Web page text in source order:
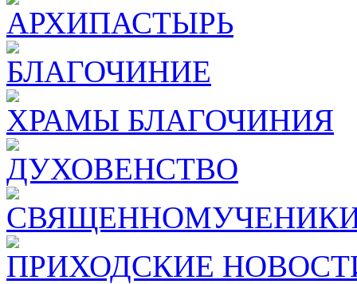
АРХИПАСТЫРЬ
БЛАГОЧИНИЕ
ХРАМЫ БЛАГОЧИНИЯ
ДУХОВЕНСТВО
ПРИХОДСКИЕ